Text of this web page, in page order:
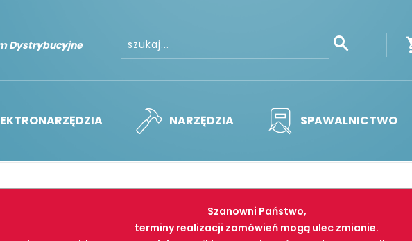
Dystrybucyjne
NARZĘDZIA SPAWALNICTWO
Szanowni Państwo,
terminy realizacji zamówień mogą ulec zmianie.